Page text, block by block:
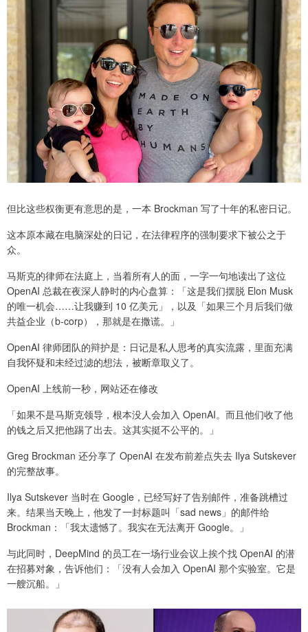
但比这些权衡更有意思的是，一本 Brockman 写了十年的私密日记。
这本原本藏在电脑深处的日记，在法律程序的强制要求下被公之于
众。
马斯克的律师在法庭上，当着所有人的面，一字一句地读出了这位
OpenAI 总裁在夜深人静时的内心盘算：「这是我们摆脱 Elon Musk
的唯一机会……让我赚到 10 亿美元」，以及「如果三个月后我们做
共益企业（b-corp），那就是在撒谎。」
OpenAI 律师团队的辩护是：日记是私人思考的真实流露，里面充满
自我怀疑和未经过滤的想法，被断章取义了。
OpenAI 上线前一秒，网站还在修改
「如果不是马斯克领导，根本没人会加入 OpenAI。而且他们收了他
的钱之后又把他踢了出去。这其实挺不公平的。」
Greg Brockman 还分享了 OpenAI 在发布前差点失去 Ilya Sutskever
的完整故事。
Ilya Sutskever 当时在 Google，已经写好了告别邮件，准备跳槽过
来。结果当天晚上，他发了一封标题叫「sad news」的邮件给
Brockman：「我太遗憾了。我实在无法离开 Google。」
与此同时，DeepMind 的员工在一场行业会议上挨个找 OpenAI 的潜
在招募对象，告诉他们：「没有人会加入 OpenAI 那个实验室。它是
一艘沉船。」